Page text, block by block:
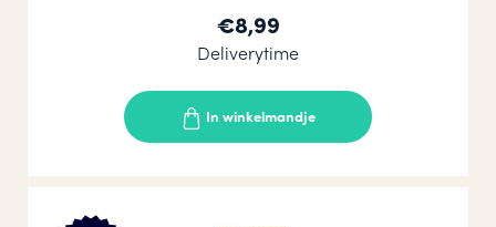
€8,99
Deliverytime
In winkelmandje